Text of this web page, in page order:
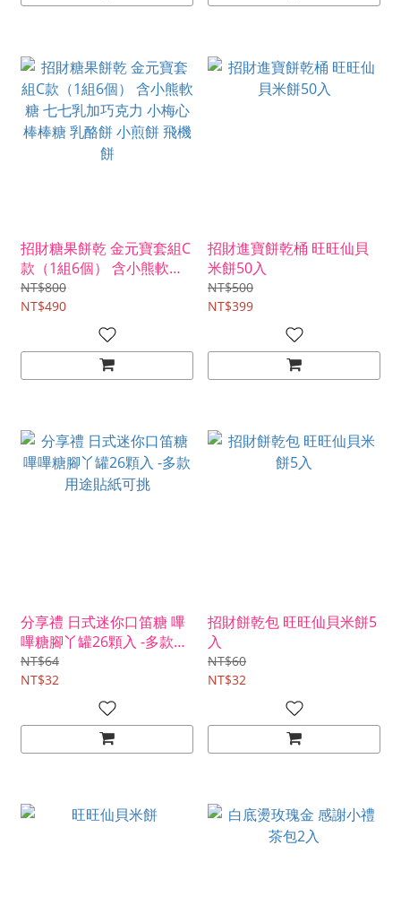
招財糖果餅乾 金元寶套組C
款（1組6個） 含小熊軟糖
七七乳加巧克力 小梅心棒
棒糖 乳酪餅 小煎餅 飛機餅
NT$800
NT$490
招財進寶餅乾桶 旺旺仙貝
米餅50入
NT$500
NT$399
分享禮 日式迷你口笛糖 嗶
嗶糖腳丫罐26顆入 -多款用
途貼紙可挑
NT$64
NT$32
招財餅乾包 旺旺仙貝米餅5
入
NT$60
NT$32